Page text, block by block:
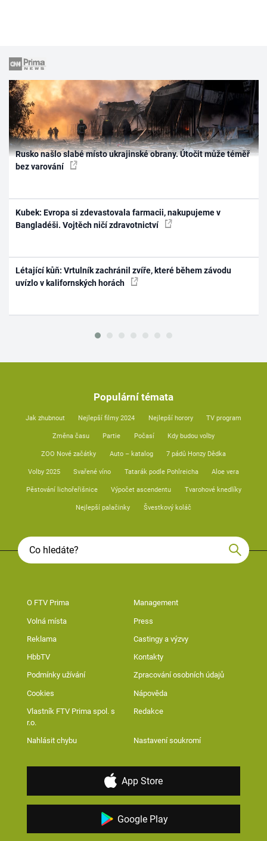
Rusko našlo slabé místo ukrajinské obrany. Útočit může téměř
bez varování
Kubek: Evropa si zdevastovala farmacii, nakupujeme v
Bangladéši. Vojtěch ničí zdravotnictví
Létající kůň: Vrtulník zachránil zvíře, které během závodu
uvízlo v kalifornských horách
Populární témata
Jak zhubnout Nejlepší filmy 2024 Nejlepší horory TV program
Změna času Partie Počasí Kdy budou volby
ZOO Nové začátky Auto – katalog 7 pádů Honzy Dědka
Volby 2025 Svařené víno Tatarák podle Pohlreicha Aloe vera
Pěstování lichořeřišnice Výpočet ascendentu Tvarohové knedlíky
Nejlepší palačinky Švestkový koláč
O FTV Prima Management
Volná místa Press
Reklama Castingy a výzvy
HbbTV Kontakty
Podmínky užívání Zpracování osobních údajů
Cookies Nápověda
Vlastník FTV Prima spol. s
r.o.
Redakce
Nahlásit chybu Nastavení soukromí
App Store
Google Play